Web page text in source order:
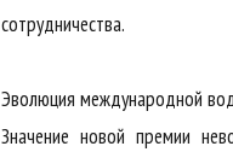
сотрудничества.
Эволюция международной
Значение новой премии